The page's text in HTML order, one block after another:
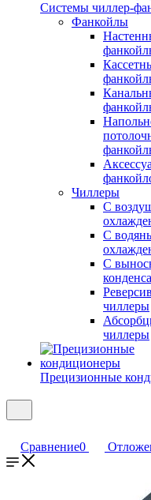
Системы чиллер-
Фанкойлы
Чиллеры
С
С
С
чиллеры
чиллеры
Прецизионные
Сравнение0